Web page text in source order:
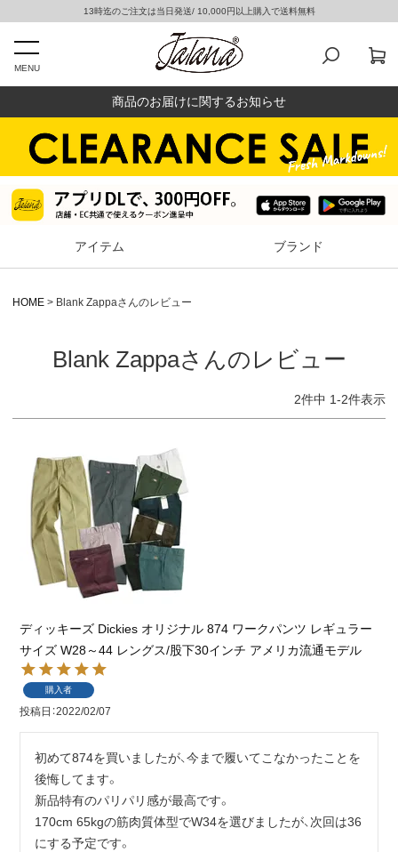
13時迄のご注文は当日発送/ 10,000円以上購入で送料無料
MENU
商品のお届けに関するお知らせ
アイテム ブランド
HOME Blank Zappaさんのレビュー
Blank Zappaさんのレビュー
2件中 1-2件表示
ディッキーズ Dickies オリジナル 874 ワークパンツ レギュラー
サイズ W28～44 レングス/股下30インチ アメリカ流通モデル
購入者
投稿日 2022/02/07
初めて874を買いましたが、今まで履いてこなかったことを
後悔してます。
新品特有のパリパリ感が最高です。
170cm 65kgの筋肉質体型でW34を選びましたが、次回は36
にする予定です。